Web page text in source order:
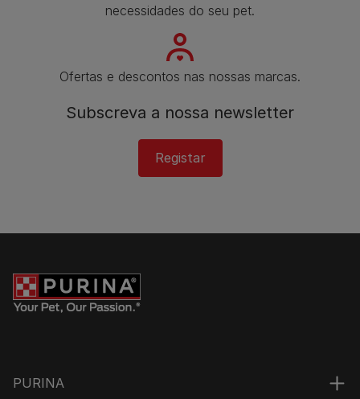
necessidades do seu pet.
Ofertas e descontos nas nossas marcas.
Subscreva a nossa newsletter
Registar
PURINA